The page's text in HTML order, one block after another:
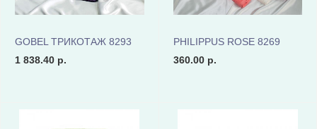
GOBEL ТРИКОТАЖ 8293
1 838.40 р.
PHILIPPUS ROSE 8269
360.00 р.